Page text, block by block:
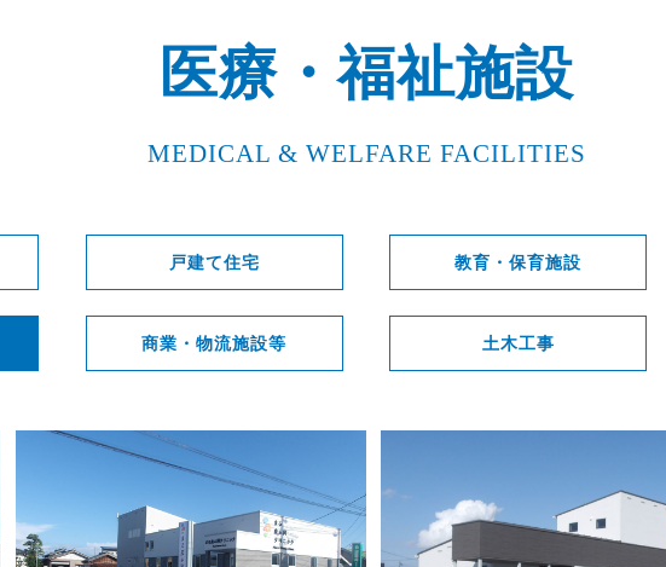
医療・福祉施設
MEDICAL & WELFARE FACILITIES
戸建て住宅 教育・保育施設
商業・物流施設等 土木工事